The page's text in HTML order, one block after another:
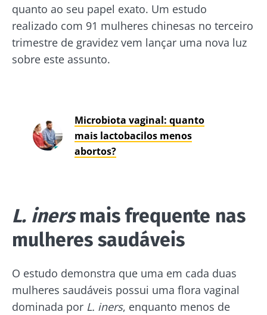
quanto ao seu papel exato. Um estudo
realizado com 91 mulheres chinesas no terceiro
trimestre de gravidez vem lançar uma nova luz
sobre este assunto.
Microbiota vaginal: quanto
mais lactobacilos menos
abortos?
L. inersmais frequente nas
mulheres saudáveis
O estudo demonstra que uma em cada duas
mulheres saudáveis possui uma flora vaginal
dominada por L. iners, enquanto menos de